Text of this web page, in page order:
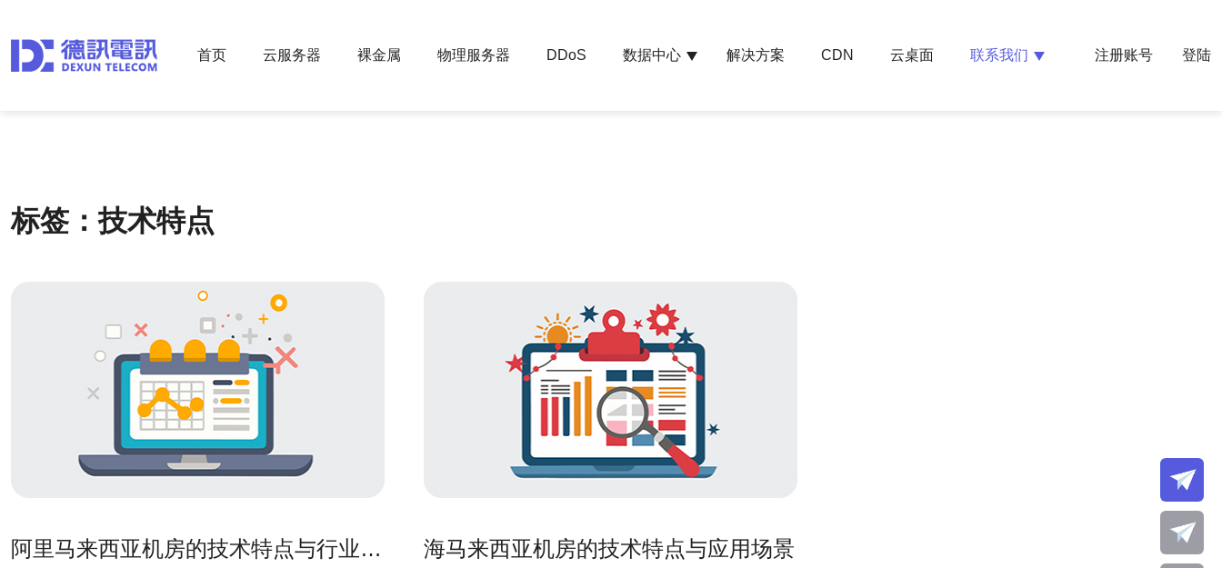
首页 云服务器 裸金属 物理服务器 DDoS 数据中心 解决方案 CDN 云桌面 联系我们 注册账号 登陆
标签：技术特点
阿里马来西亚机房的技术特点与行业前
海马来西亚机房的技术特点与应用场景